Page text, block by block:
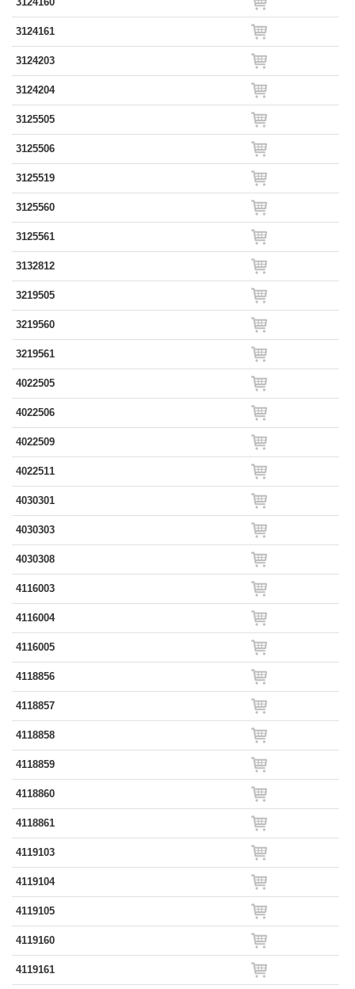
3124161
3124203
3124204
3125505
3125506
3125519
3125560
3125561
3132812
3219505
3219560
3219561
4022505
4022506
4022509
4022511
4030301
4030303
4030308
4116003
4116004
4116005
4118856
4118857
4118858
4118859
4118860
4118861
4119103
4119104
4119105
4119160
4119161